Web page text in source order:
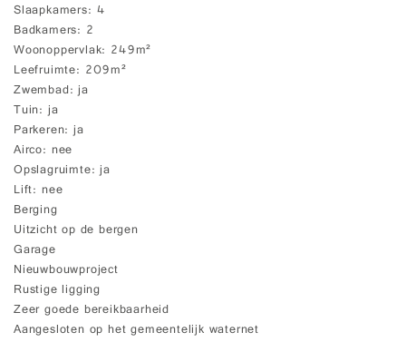
Slaapkamers 4
Badkamers 2
Woonoppervlak 249m²
Leefruimte 209m²
Zwembad ja
Tuin ja
Parkeren ja
Airco nee
Opslagruimte ja
Lift nee
Berging
Uitzicht op de bergen
Garage
Nieuwbouwproject
Rustige ligging
Zeer goede bereikbaarheid
Aangesloten op het gemeentelijk waternet